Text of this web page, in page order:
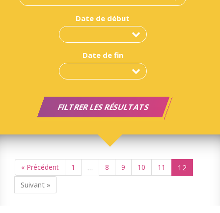
Date de début
Date de fin
« Précédent 1 … 8 9 10 11
12
Suivant »